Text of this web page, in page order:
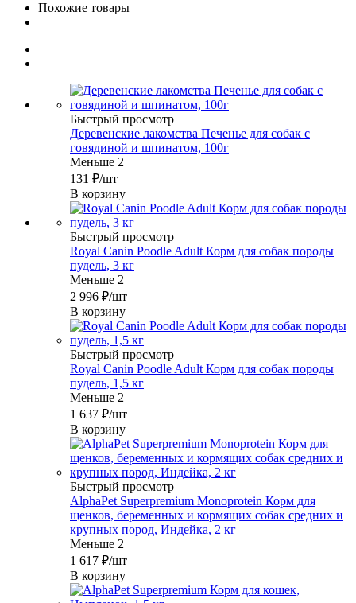
Похожие товары
Быстрый просмотр
Деревенские лакомства Печенье для собак с
говядиной и шпинатом, 100г
Меньше 2
131 ₽/шт
В корзину
Быстрый просмотр
Royal Canin Poodle Adult Корм для собак породы
пудель, 3 кг
Меньше 2
2 996 ₽/шт
В корзину
Быстрый просмотр
Royal Canin Poodle Adult Корм для собак породы
пудель, 1,5 кг
Меньше 2
1 637 ₽/шт
В корзину
Быстрый просмотр
AlphaPet Superpremium Monoprotein Корм для
щенков, беременных и кормящих собак средних и
крупных пород, Индейка, 2 кг
Меньше 2
1 617 ₽/шт
В корзину